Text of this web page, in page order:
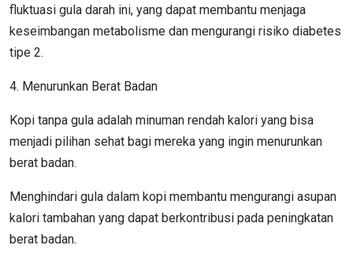
fluktuasi gula darah ini, yang dapat membantu menjaga
keseimbangan metabolisme dan mengurangi risiko diabetes
tipe 2.
4. Menurunkan Berat Badan
Kopi tanpa gula adalah minuman rendah kalori yang bisa
menjadi pilihan sehat bagi mereka yang ingin menurunkan
berat badan.
Menghindari gula dalam kopi membantu mengurangi asupan
kalori tambahan yang dapat berkontribusi pada peningkatan
berat badan.